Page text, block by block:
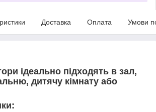
Доставка Оплата Умови
ідеально підходять в зал,
дитячу кімнату або